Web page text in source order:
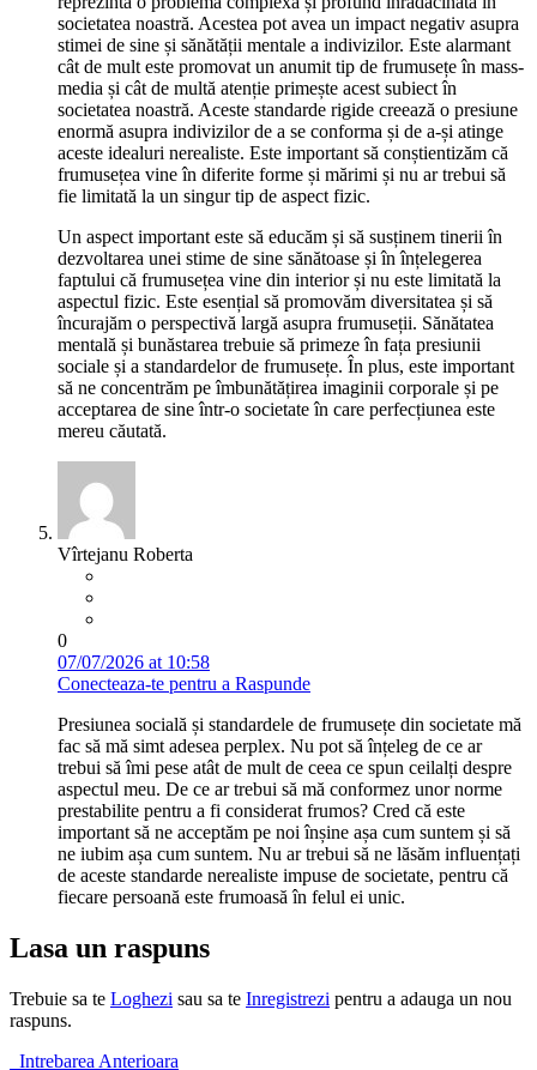
societatea noastră. Acestea pot avea un impact negativ asupra
stimei de sine și sănătății mentale a indivizilor. Este alarmant
cât de mult este promovat un anumit tip de frumusețe în mass-
media și cât de multă atenție primește acest subiect în
societatea noastră. Aceste standarde rigide creează o presiune
enormă asupra indivizilor de a se conforma și de a-și atinge
aceste idealuri nerealiste. Este important să conștientizăm că
frumusețea vine în diferite forme și mărimi și nu ar trebui să
fie limitată la un singur tip de aspect fizic.
Un aspect important este să educăm și să susținem tinerii în
dezvoltarea unei stime de sine sănătoase și în înțelegerea
faptului că frumusețea vine din interior și nu este limitată la
aspectul fizic. Este esențial să promovăm diversitatea și să
încurajăm o perspectivă largă asupra frumuseții. Sănătatea
mentală și bunăstarea trebuie să primeze în fața presiunii
sociale și a standardelor de frumusețe. În plus, este important
să ne concentrăm pe îmbunătățirea imaginii corporale și pe
acceptarea de sine într-o societate în care perfecțiunea este
mereu căutată.
Vîrtejanu Roberta
0
07/07/2026 at 10:58
Conecteaza-te pentru a Raspunde
Presiunea socială și standardele de frumusețe din societate mă
fac să mă simt adesea perplex. Nu pot să înțeleg de ce ar
trebui să îmi pese atât de mult de ceea ce spun ceilalți despre
aspectul meu. De ce ar trebui să mă conformez unor norme
prestabilite pentru a fi considerat frumos? Cred că este
important să ne acceptăm pe noi înșine așa cum suntem și să
ne iubim așa cum suntem. Nu ar trebui să ne lăsăm influențați
de aceste standarde nerealiste impuse de societate, pentru că
fiecare persoană este frumoasă în felul ei unic.
Lasa un raspuns
Trebuie sa te Loghezi sau sa te Inregistrezi pentru a adauga un nou
raspuns.
Intrebarea Anterioara